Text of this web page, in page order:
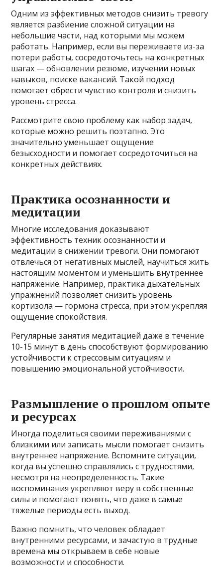
Одним из эффективных методов снизить тревогу
является разбиение сложной ситуации на
небольшие части, над которыми мы можем
работать. Например, если вы переживаете из-за
потери работы, сосредоточьтесь на конкретных
шагах — обновлении резюме, изучении новых
навыков, поиске вакансий. Такой подход
помогает обрести чувство контроля и снизить
уровень стресса.
Рассмотрите свою проблему как набор задач,
которые можно решить поэтапно. Это
значительно уменьшает ощущение
безысходности и помогает сосредоточиться на
конкретных действиях.
Практика осознанности и
медитации
Многие исследования доказывают
эффективность техник осознанности и
медитации в снижении тревоги. Они помогают
отвлечься от негативных мыслей, научиться жить
настоящим моментом и уменьшить внутреннее
напряжение. Например, практика дыхательных
упражнений позволяет снизить уровень
кортизола — гормона стресса, при этом укрепляя
ощущение спокойствия.
Регулярные занятия медитацией даже в течение
10-15 минут в день способствуют формированию
устойчивости к стрессовым ситуациям и
повышению эмоциональной устойчивости.
Размышление о прошлом опыте
и ресурсах
Иногда поделиться своими переживаниями с
близкими или записать мысли помогает снизить
внутреннее напряжение. Вспомните ситуации,
когда вы успешно справлялись с трудностями,
несмотря на неопределенность. Такие
воспоминания укрепляют веру в собственные
силы и помогают понять, что даже в самые
тяжелые периоды есть выход.
Важно помнить, что человек обладает
внутренними ресурсами, и зачастую в трудные
времена мы открываем в себе новые
возможности и способности.